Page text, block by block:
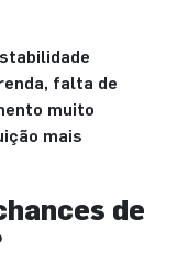
falta de
muito
mais
de